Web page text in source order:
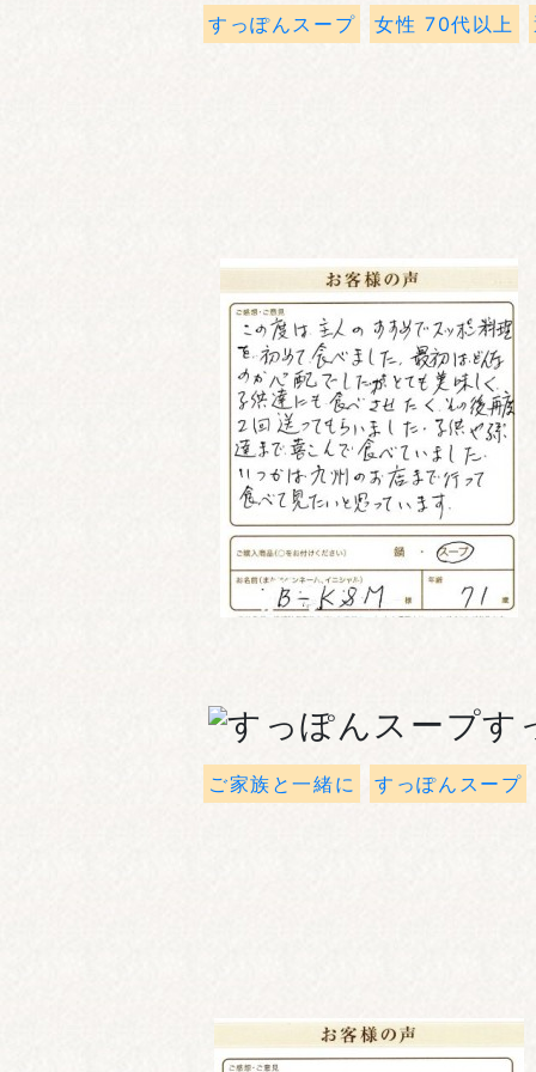
すっぽんスープ 女性 70代以上
す
ご家族と一緒に すっぽんスープ